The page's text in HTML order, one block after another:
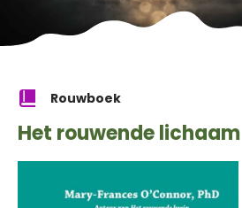
Rouwboek
Het rouwende lichaam